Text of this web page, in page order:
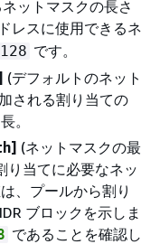
ットマスクの長さ
レスに使用できるネ
128 です。
(デフォルトのネット
される割り当ての
。
(ネットマスクの最
り当てに必要なネッ
、プールから割り
ブロックを示しま
であることを確認し